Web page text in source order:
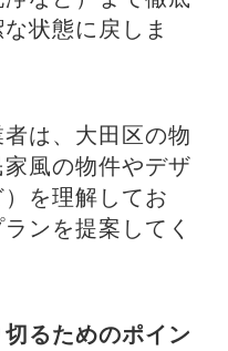
状態に戻しま
は、大田区の物
風の物件やデザ
を理解してお
ンを提案してく
るためのポイン